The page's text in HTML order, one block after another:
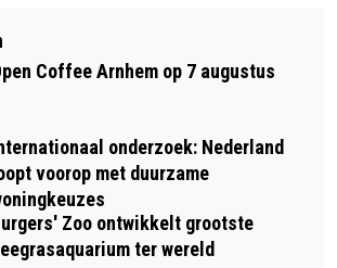
RIJNSTATE TOUR DE
GEZOCHT OP
STEMBUREAU
Coffee Arnhem op 7 augustus
onderzoek: Nederland
voorop met duurzame
Zoo ontwikkelt grootste
ter wereld